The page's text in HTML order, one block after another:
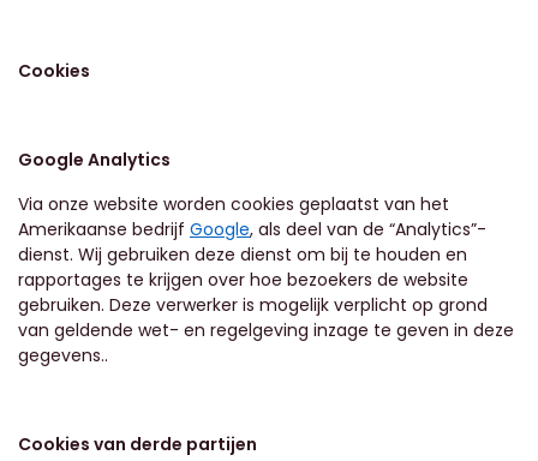
Cookies
Google Analytics
Via onze website worden cookies geplaatst van het
Amerikaanse bedrijf Google, als deel van de “Analytics”-
dienst. Wij gebruiken deze dienst om bij te houden en
rapportages te krijgen over hoe bezoekers de website
gebruiken. Deze verwerker is mogelijk verplicht op grond
van geldende wet- en regelgeving inzage te geven in deze
gegevens..
Cookies van derde partijen